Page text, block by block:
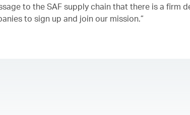
to the SAF supply chain that there is a firm
to sign up and join our mission.”